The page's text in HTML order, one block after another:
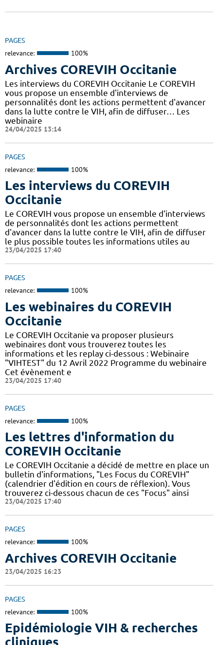
PAGES
relevance: 100%
Archives COREVIH Occitanie
Les interviews du COREVIH Occitanie Le COREVIH
vous propose un ensemble d'interviews de
personnalités dont les actions permettent d'avancer
dans la lutte contre le VIH, afin de diffuser… Les
webinaire
24/04/2025 13:14
PAGES
relevance: 100%
Les interviews du COREVIH
Occitanie
Le COREVIH vous propose un ensemble d'interviews
de personnalités dont les actions permettent
d'avancer dans la lutte contre le VIH, afin de diffuser
le plus possible toutes les informations utiles au
23/04/2025 17:40
PAGES
relevance: 100%
Les webinaires du COREVIH
Occitanie
Le COREVIH Occitanie va proposer plusieurs
webinaires dont vous trouverez toutes les
informations et les replay ci-dessous : Webinaire
"VIHTEST" du 12 Avril 2022 Programme du webinaire
Cet évènement e
23/04/2025 17:40
PAGES
relevance: 100%
Les lettres d'information du
COREVIH Occitanie
Le COREVIH Occitanie a décidé de mettre en place un
bulletin d'informations, "Les Focus du COREVIH"
(calendrier d'édition en cours de réflexion). Vous
trouverez ci-dessous chacun de ces "Focus" ainsi
23/04/2025 17:40
PAGES
relevance: 100%
Archives COREVIH Occitanie
23/04/2025 16:23
PAGES
relevance: 100%
Epidémiologie VIH & recherches
cliniques